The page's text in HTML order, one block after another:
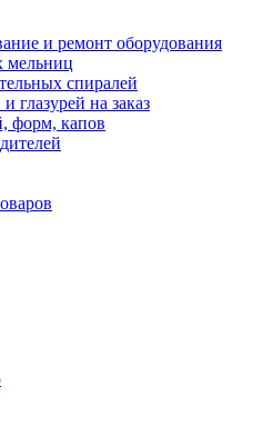
и ремонт оборудования
мельниц
спиралей
глазурей на заказ
форм, капов